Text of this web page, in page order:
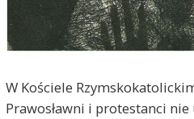
W Kościele
Prawosławni i protestanci nie